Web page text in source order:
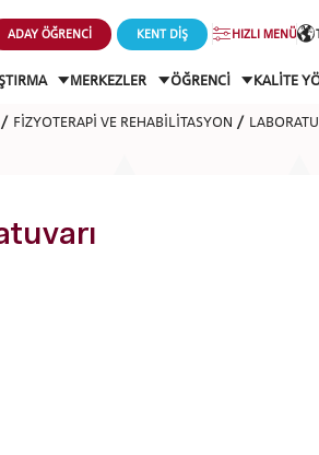
ADAY ÖĞRENCİ KENT DİŞ HIZLI MENÜ
MERKEZLER ÖĞRENCİ KALİTE
FİZYOTERAPİ VE REHABİLİTASYON